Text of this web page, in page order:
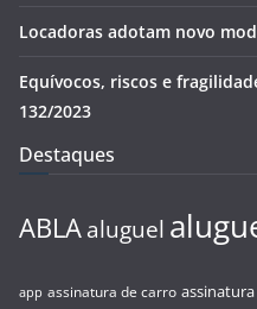
Locadoras adotam novo
Equívocos, riscos e
132/2023
Destaques
ABLA aluguel
app assinatura de carro